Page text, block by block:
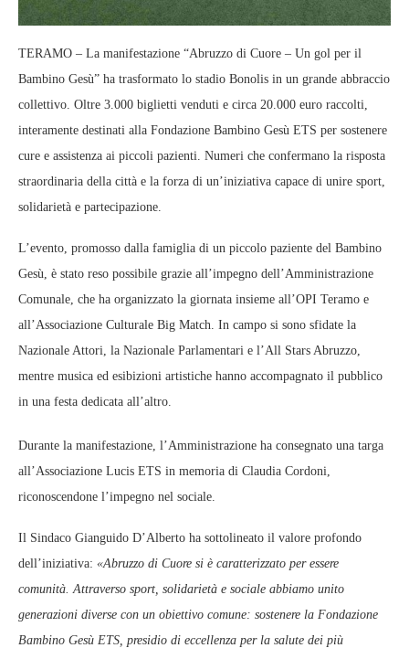
TERAMO – La manifestazione “Abruzzo di Cuore – Un gol per il
Bambino Gesù” ha trasformato lo stadio Bonolis in un grande abbraccio
collettivo. Oltre 3.000 biglietti venduti e circa 20.000 euro raccolti,
interamente destinati alla Fondazione Bambino Gesù ETS per sostenere
cure e assistenza ai piccoli pazienti. Numeri che confermano la risposta
straordinaria della città e la forza di un’iniziativa capace di unire sport,
solidarietà e partecipazione.
L’evento, promosso dalla famiglia di un piccolo paziente del Bambino
Gesù, è stato reso possibile grazie all’impegno dell’Amministrazione
Comunale, che ha organizzato la giornata insieme all’OPI Teramo e
all’Associazione Culturale Big Match. In campo si sono sfidate la
Nazionale Attori, la Nazionale Parlamentari e l’All Stars Abruzzo,
mentre musica ed esibizioni artistiche hanno accompagnato il pubblico
in una festa dedicata all’altro.
Durante la manifestazione, l’Amministrazione ha consegnato una targa
all’Associazione Lucis ETS in memoria di Claudia Cordoni,
riconoscendone l’impegno nel sociale.
Il Sindaco Gianguido D’Alberto ha sottolineato il valore profondo
dell’iniziativa: «Abruzzo di Cuore si è caratterizzato per essere
comunità. Attraverso sport, solidarietà e sociale abbiamo unito
generazioni diverse con un obiettivo comune: sostenere la Fondazione
Bambino Gesù ETS, presidio di eccellenza per la salute dei più